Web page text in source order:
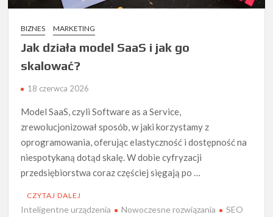
BIZNES MARKETING
Jak działa model SaaS i jak go
skalować?
18 czerwca 2026
Model SaaS, czyli Software as a Service,
zrewolucjonizował sposób, w jaki korzystamy z
oprogramowania, oferując elastyczność i dostępność na
niespotykaną dotąd skalę. W dobie cyfryzacji
przedsiębiorstwa coraz częściej sięgają po …
CZYTAJ DALEJ
Inteligentne urządzenia Nowoczesne rozwiązania
SEO